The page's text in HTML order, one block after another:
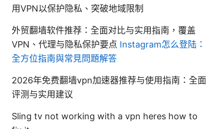
用VPN以保护隐私、突破地域限制
外贸翻墙软件推荐：全面对比与实用指南，覆盖
VPN、代理与隐私保护要点 Instagram怎么登陆：
全方位指南與常見問題解答
2026年免费翻墙vpn加速器推荐与使用指南：全面
评测与实用建议
Sling tv not working with a vpn heres how to